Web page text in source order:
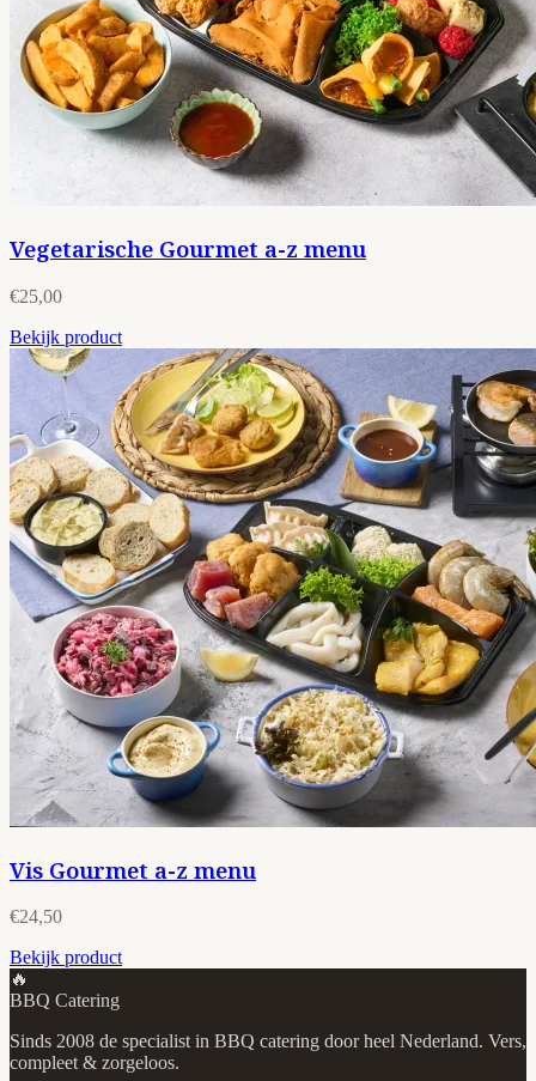
Vegetarische Gourmet a-z menu
€25,00
Bekijk product
Vis Gourmet a-z menu
€24,50
Bekijk product
🔥
BBQ Catering
Sinds 2008 de specialist in BBQ catering door heel Nederland. Vers,
compleet & zorgeloos.